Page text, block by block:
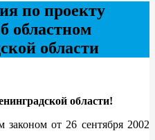
по проекту
областном
области
области!
от 26 сентября 2002